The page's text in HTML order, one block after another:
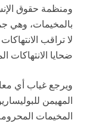
ومنظمة حقوق
بالمخيمات، وهي
لا تراقب
ضحايا الانتهاكات
ويرجع غياب أي
المهيمن
المخيمات